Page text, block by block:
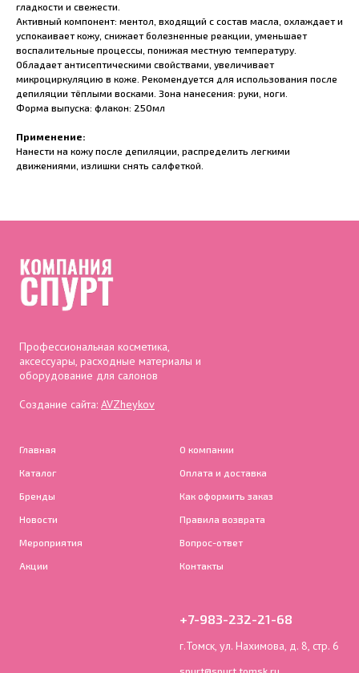
гладкости и свежести.
Активный компонент: ментол, входящий с состав масла, охлаждает и
успокаивает кожу, снижает болезненные реакции, уменьшает
воспалительные процессы, понижая местную температуру.
Обладает антисептическими свойствами, увеличивает
микроциркуляцию в коже. Рекомендуется для использования после
депиляции тёплыми восками. Зона нанесения: руки, ноги.
Форма выпуска: флакон: 250мл
Применение:
Нанести на кожу после депиляции, распределить легкими
движениями, излишки снять салфеткой.
Профессиональная косметика,
аксессуары, расходные материалы и
оборудование для салонов
Создание сайта: AVZheykov
Главная
Каталог
Бренды
Новости
Мероприятия
Акции
О компании
Оплата и доставка
Как оформить заказ
Правила возврата
Вопрос-ответ
Контакты
+7-983-232-21-68
г.Томск, ул. Нахимова, д. 8, стр. 6
spurt@spurt.tomsk.ru